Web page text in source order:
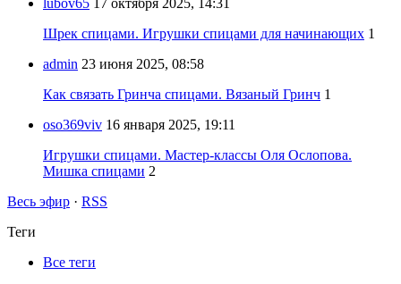
lubov65
17 октября 2025, 14:31
Шрек спицами. Игрушки спицами для начинающих 1
admin 23 июня 2025, 08:58
Как связать Гринча спицами. Вязаный Гринч 1
oso369viv 16 января 2025, 19:11
Игрушки спицами. Мастер-классы Оля Ослопова.
Мишка спицами 2
Весь эфир · RSS
Теги
Все теги